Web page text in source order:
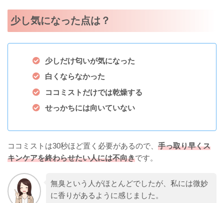
少し気になった点は？
少しだけ匂いが気になった
白くならなかった
ココミストだけでは乾燥する
せっかちには向いていない
ココミストは30秒ほど置く必要があるので、 手っ取り早くス
キンケアを終わらせたい人には不向きです。
無臭という人がほとんどでしたが、私には微妙
に香りがあるように感じました。